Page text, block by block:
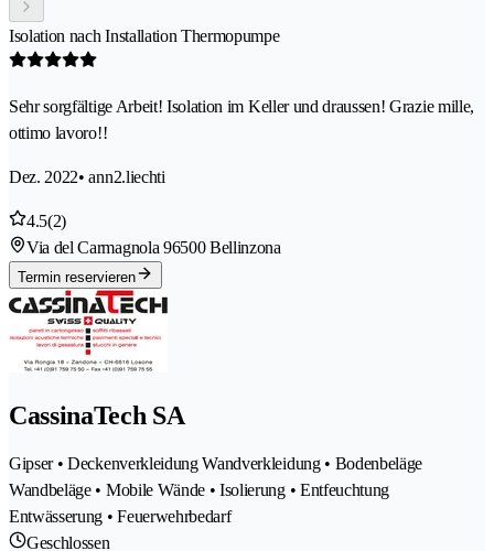
Isolation nach Installation Thermopumpe
Sehr sorgfältige Arbeit! Isolation im Keller und draussen! Grazie mille,
ottimo lavoro!!
Dez. 2022• ann2.liechti
4.5(2)
Via del Carmagnola 96500 Bellinzona
Termin reservieren
CassinaTech SA
Gipser • Deckenverkleidung Wandverkleidung • Bodenbeläge
Wandbeläge • Mobile Wände • Isolierung • Entfeuchtung
Entwässerung • Feuerwehrbedarf
Geschlossen